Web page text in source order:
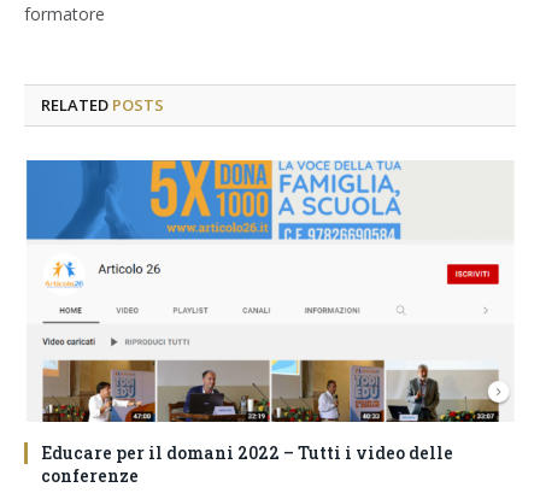
formatore
RELATED POSTS
Educare per il domani 2022 – Tutti i video delle
conferenze